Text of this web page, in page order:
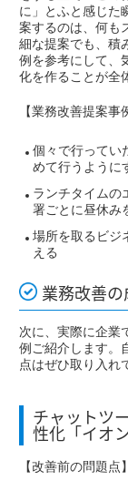
に」とふと感じた
案するのは、何も
細な提案でも、積
例を参考にして、
化を作ることが全
【業務改善提案事
個々で行ってい
めて行うように
ランチタイムの
署ごとに昼休み
場所を取るビジ
える
業務改善
次に、実際に企業
例ご紹介します。
点はぜひ取り入れ
チャットツ
性化「イオ
【改善前の問題点】